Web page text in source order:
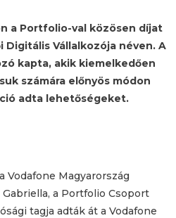
a Portfolio-val közösen díjat
Digitális Vállalkozója néven. A
kapta, akik kiemelkedően
számára előnyös módon
adta lehetőségeket.
Vodafone Magyarország
a Portfolio Csoport
tagja adták át a Vodafone